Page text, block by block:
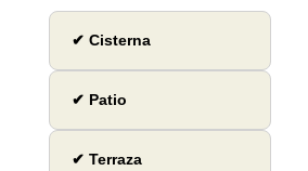
✔ Cisterna
✔ Patio
✔ Terraza